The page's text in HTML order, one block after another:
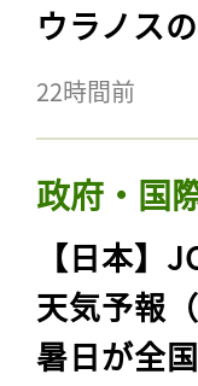
ウラノス
22時間前
政府・国
【日本】
天気予報
暑日が全